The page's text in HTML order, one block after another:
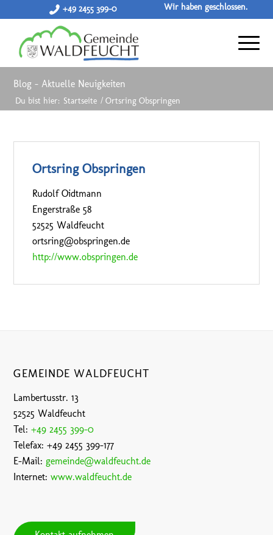
+49 2455 399-0 Wir haben geschlossen.
Blog - Aktuelle Neuigkeiten
Du bist hier: Startseite / Ortsring Obspringen
Ortsring Obspringen
Rudolf Oidtmann
Engerstraße 58
52525 Waldfeucht
ortsring@obspringen.de
http://www.obspringen.de
GEMEINDE WALDFEUCHT
Lambertusstr. 13
52525 Waldfeucht
Tel:+49 2455 399-0
Telefax: +49 2455 399-177
E-Mail: gemeinde@waldfeucht.de
Internet:www.waldfeucht.de